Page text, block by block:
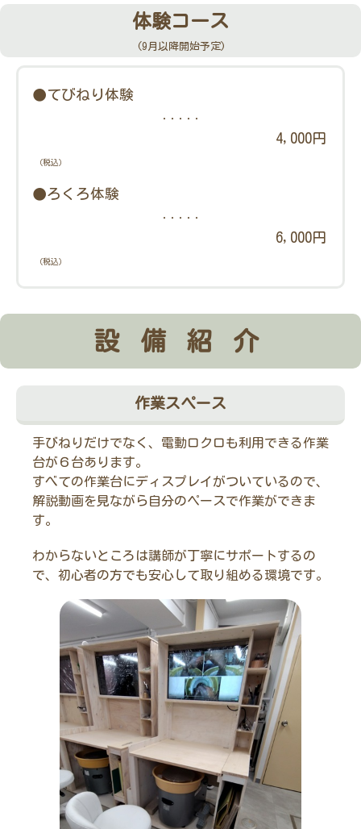
体験コース
(9月以降開始予定)
●てびねり体験
・・・・・
4,000円
（税込）
●ろくろ体験
・・・・・
6,000円
（税込）
設備紹介
作業スペース
手びねりだけでなく、電動ロクロも利用できる作業
台が６台あります。
すべての作業台にディスプレイがついているので、
解説動画を見ながら自分のペースで作業ができま
す。
わからないところは講師が丁寧にサポートするの
で、初心者の方でも安心して取り組める環境です。